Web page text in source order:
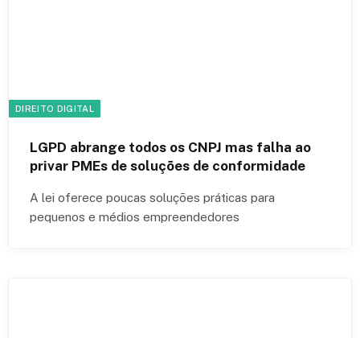
DIREITO DIGITAL
LGPD abrange todos os CNPJ mas falha ao
privar PMEs de soluções de conformidade
A lei oferece poucas soluções práticas para
pequenos e médios empreendedores